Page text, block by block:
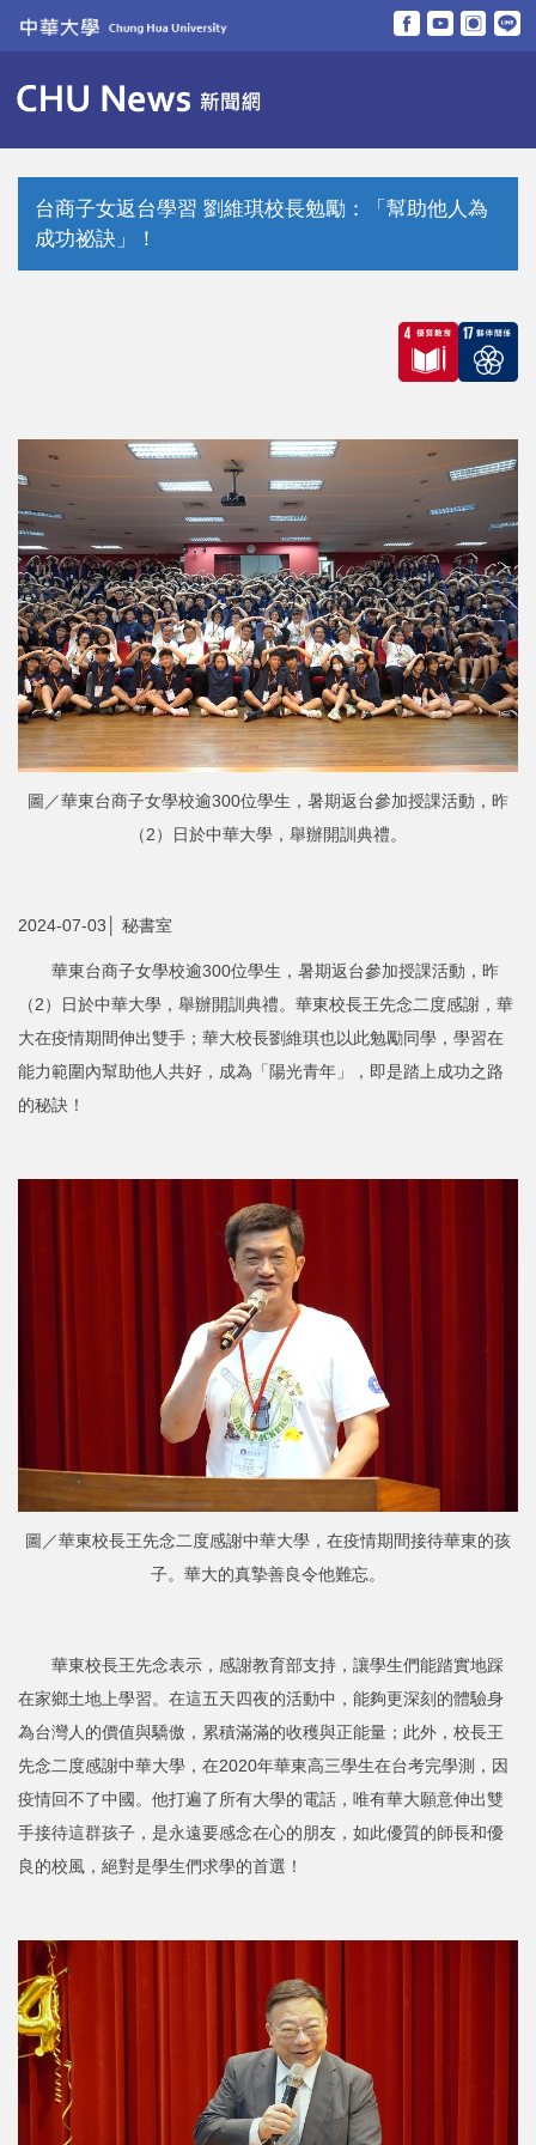
跳
要
內
台商子女返台學習 劉維琪校長勉勵：「幫助他人為
成功祕訣」！
圖／華東台商子女學校逾300位學生，暑期返台參加授課活動，昨
（2）日於中華大學，舉辦開訓典禮。
2024-07-03│ 秘書室
華東台商子女學校逾300位學生，暑期返台參加授課活動，昨
（2）日於中華大學，舉辦開訓典禮。華東校長王先念二度感謝，華
大在疫情期間伸出雙手；華大校長劉維琪也以此勉勵同學，學習在
能力範圍內幫助他人共好，成為「陽光青年」，即是踏上成功之路
的秘訣！
圖／華東校長王先念二度感謝中華大學，在疫情期間接待華東的孩
子。華大的真摯善良令他難忘。
華東校長王先念表示，感謝教育部支持，讓學生們能踏實地踩
在家鄉土地上學習。在這五天四夜的活動中，能夠更深刻的體驗身
為台灣人的價值與驕傲，累積滿滿的收穫與正能量；此外，校長王
先念二度感謝中華大學，在2020年華東高三學生在台考完學測，因
疫情回不了中國。他打遍了所有大學的電話，唯有華大願意伸出雙
手接待這群孩子，是永遠要感念在心的朋友，如此優質的師長和優
良的校風，絕對是學生們求學的首選！